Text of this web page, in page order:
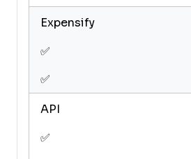
Expensify
✅
✅
API
✅